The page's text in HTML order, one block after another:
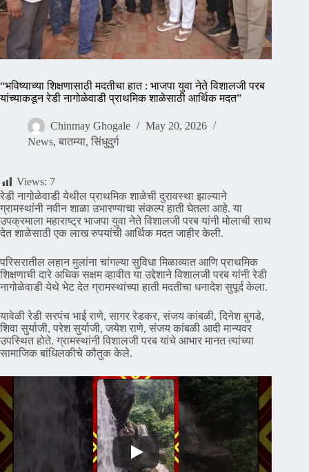
“भविष्याच्या शिक्षणासाठी मदतीचा हात : भाजपा युवा नेते विशालजी परब
यांच्याकडून रेडी नागोळेवाडी प्राथमिक शाळेसाठी आर्थिक मदत”
Chinmay Ghogale
May 20, 2026
News, बातम्या, सिंधुदुर्ग
Views: 7
रेडी नागोळेवाडी येथील प्राथमिक शाळेची दुरावस्था झाल्याने
ग्रामस्थांनी नवीन शाळा उभारण्याचा संकल्प हाती घेतला आहे. या
उपक्रमाला महाराष्ट्र भाजपा युवा नेते विशालजी परब यांनी मोलाची साथ
देत शाळेसाठी एक लाख रुपयांची आर्थिक मदत जाहीर केली.
परिसरातील लहान मुलांना चांगल्या सुविधा मिळाव्यात आणि प्राथमिक
शिक्षणाची दारे अधिक सक्षम व्हावीत या उद्देशाने विशालजी परब यांनी रेडी
नागोळेवाडी येथे भेट देत ग्रामस्थांच्या हाती मदतीचा धनादेश सुपूर्द केला.
यावेळी रेडी सरपंच भाई राणे, सागर रेडकर, संजय कांबळी, दिनेश बुगडे,
शिवा सुर्याजी, परेश सुर्याजी, जयेश राणे, संजय कांबळी आदी मान्यवर
उपस्थित होते. ग्रामस्थांनी विशालजी परब यांचे आभार मानत त्यांच्या
सामाजिक बांधिलकीचे कौतुक केले.